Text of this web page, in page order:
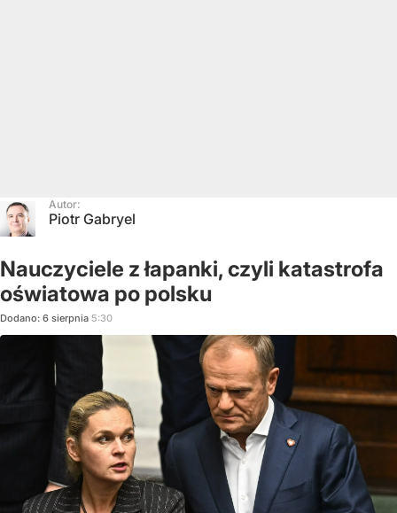
Autor:
Piotr Gabryel
Nauczyciele z łapanki, czyli katastrofa
oświatowa po polsku
Dodano: 6 sierpnia 5:30